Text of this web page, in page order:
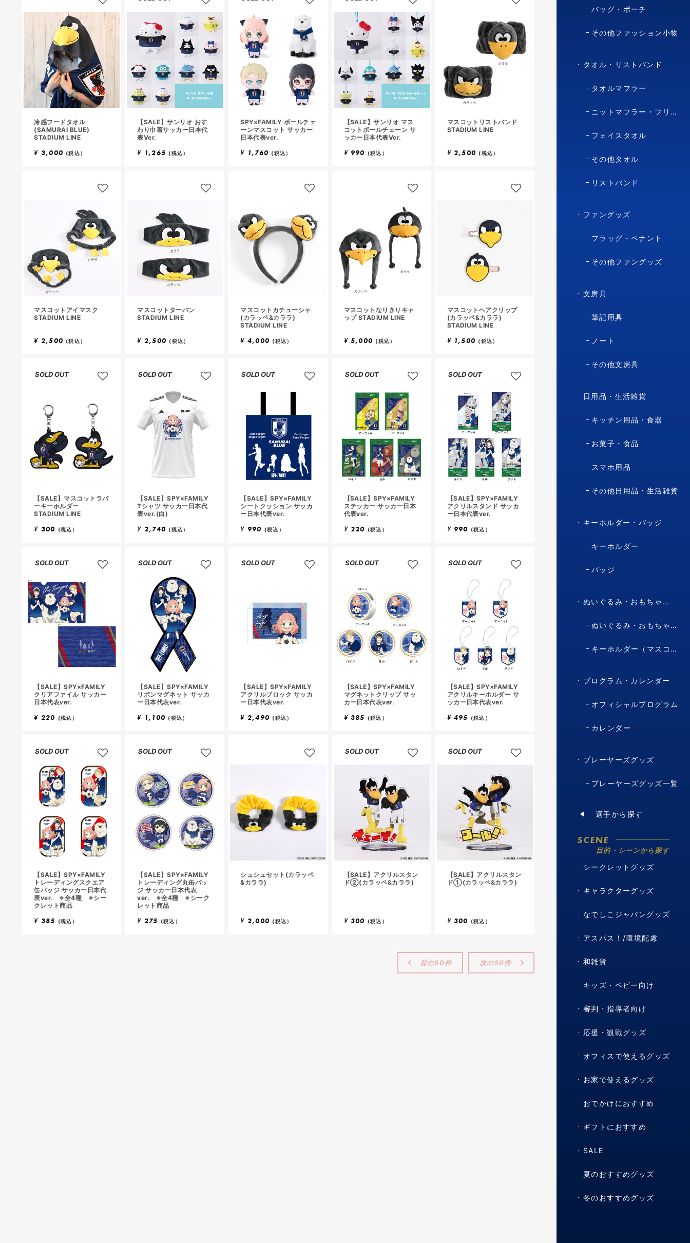
冷感フードタオル
(SAMURAI BLUE)
STADIUM LINE
¥ 3,000 (税込）
【SALE】サンリオ おす
わり巾着サッカー日本代
表Ver.
¥ 1,265 (税込）
SPY×FAMILY ボールチェ
ーンマスコット サッカー
日本代表ver.
¥ 1,760 (税込）
【SALE】サンリオ マス
コットボールチェーン サ
ッカー日本代表Ver.
¥ 990 (税込）
マスコットリストバンド
STADIUM LINE
¥ 2,500 (税込）
マスコットアイマスク
STADIUM LINE
¥ 2,500 (税込）
マスコットターバン
STADIUM LINE
¥ 2,500 (税込）
マスコットカチューシャ
(カラッペ&カララ)
STADIUM LINE
¥ 4,000 (税込）
マスコットなりきりキャ
ップ STADIUM LINE
¥ 5,000 (税込）
マスコットヘアクリップ
(カラッペ&カララ)
STADIUM LINE
¥ 1,500 (税込）
SOLD OUT
【SALE】マスコットラバ
ーキーホルダー
STADIUM LINE
¥ 300 (税込）
SOLD OUT
【SALE】SPY×FAMILY
Tシャツ サッカー日本代
表ver.(白)
¥ 2,740 (税込）
SOLD OUT
【SALE】SPY×FAMILY
シートクッション サッカ
ー日本代表ver.
¥ 990 (税込）
SOLD OUT
【SALE】SPY×FAMILY
ステッカー サッカー日本
代表ver.
¥ 220 (税込）
SOLD OUT
【SALE】SPY×FAMILY
アクリルスタンド サッカ
ー日本代表ver.
¥ 990 (税込）
SOLD OUT
【SALE】SPY×FAMILY
クリアファイル サッカー
日本代表ver.
¥ 220 (税込）
SOLD OUT
【SALE】SPY×FAMILY
リボンマグネット サッカ
ー日本代表ver.
¥ 1,100 (税込）
SOLD OUT
【SALE】SPY×FAMILY
アクリルブロック サッカ
ー日本代表ver.
¥ 2,490 (税込）
SOLD OUT
【SALE】SPY×FAMILY
マグネットクリップ サッ
カー日本代表ver.
¥ 385 (税込）
SOLD OUT
【SALE】SPY×FAMILY
アクリルキーホルダー サ
ッカー日本代表ver.
¥ 495 (税込）
SOLD OUT
【SALE】SPY×FAMILY
トレーディングスクエア
缶バッジ サッカー日本代
表ver. ※全4種 ※シー
クレット商品
¥ 385 (税込）
SOLD OUT
【SALE】SPY×FAMILY
トレーディング丸缶バッ
ジ サッカー日本代表
ver. ※全4種 ※シーク
レット商品
¥ 275 (税込）
シュシュセット(カラッペ
&カララ)
¥ 2,000 (税込）
SOLD OUT
【SALE】アクリルスタン
ド②(カラッペ&カララ)
¥ 300 (税込）
SOLD OUT
【SALE】アクリルスタン
ド①(カラッペ&カララ)
¥ 300 (税込）
前の50件 次の50件
バッグ・ポーチ
その他ファッション小物
タオル・リストバンド
タオルマフラー
ニットマフラー・フリースマフラー
フェイスタオル
その他タオル
リストバンド
ファングッズ
フラッグ・ペナント
その他ファングッズ
文房具
筆記用具
ノート
その他文房具
日用品・生活雑貨
キッチン用品・食器
お菓子・食品
スマホ用品
その他日用品・生活雑貨
キーホルダー・バッジ
キーホルダー
バッジ
ぬいぐるみ・おもちゃ・マスコット・キャラクター
ぬいぐるみ・おもちゃ（マスコット・キャラクター）
キーホルダー（マスコット・キャラクター）
プログラム・カレンダー
オフィシャルプログラム
カレンダー
プレーヤーズグッズ
プレーヤーズグッズ一覧
選手から探す
SCENE
目的・シーンから探す
シークレットグッズ
キャラクターグッズ
なでしこジャパングッズ
アスパス！/環境配慮
和雑貨
キッズ・ベビー向け
審判・指導者向け
応援・観戦グッズ
オフィスで使えるグッズ
お家で使えるグッズ
おでかけにおすすめ
ギフトにおすすめ
SALE
夏のおすすめグッズ
冬のおすすめグッズ